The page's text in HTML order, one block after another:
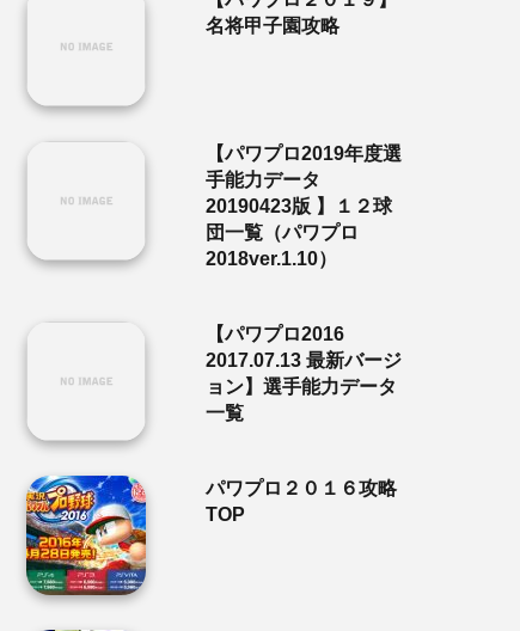
名将甲子園攻略
【パワプロ2019年度選
手能力データ
20190423版 】１２球
団一覧（パワプロ
2018ver.1.10）
【パワプロ2016
2017.07.13 最新バージ
ョン】選手能力データ
一覧
パワプロ２０１６攻略
TOP